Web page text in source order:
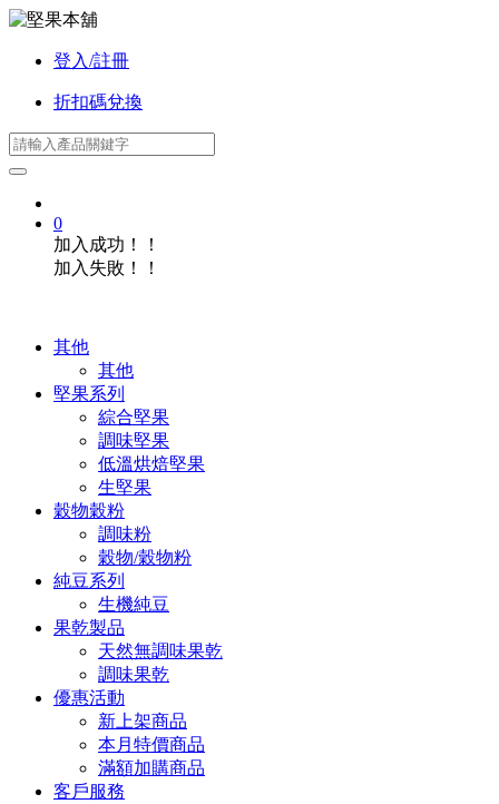
登入/註冊
折扣碼兌換
0
加入成功！！
加入失敗！！
其他
其他
堅果系列
綜合堅果
調味堅果
低溫烘焙堅果
生堅果
穀物穀粉
調味粉
穀物/穀物粉
純豆系列
生機純豆
果乾製品
天然無調味果乾
調味果乾
優惠活動
新上架商品
本月特價商品
滿額加購商品
客戶服務